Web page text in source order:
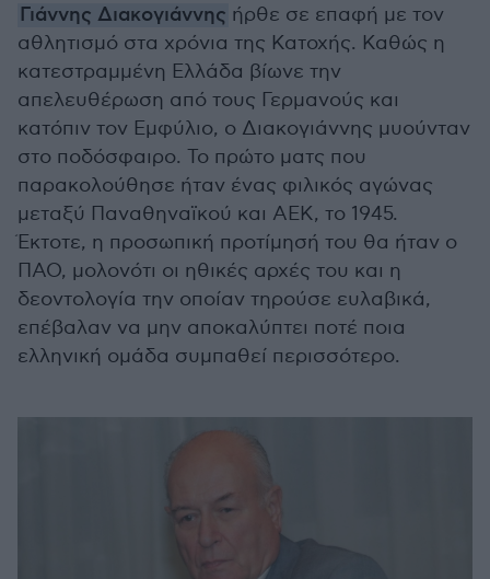
Γιάννης Διακογιάννης ήρθε σε επαφή με τον
αθλητισμό στα χρόνια της Κατοχής. Καθώς η
κατεστραμμένη Ελλάδα βίωνε την
απελευθέρωση από τους Γερμανούς και
κατόπιν τον Εμφύλιο, ο Διακογιάννης μυούνταν
στο ποδόσφαιρο. Το πρώτο ματς που
παρακολούθησε ήταν ένας φιλικός αγώνας
μεταξύ Παναθηναϊκού και ΑΕΚ, το 1945.
Έκτοτε, η προσωπική προτίμησή του θα ήταν ο
ΠΑΟ, μολονότι οι ηθικές αρχές του και η
δεοντολογία την οποίαν τηρούσε ευλαβικά,
επέβαλαν να μην αποκαλύπτει ποτέ ποια
ελληνική ομάδα συμπαθεί περισσότερο.